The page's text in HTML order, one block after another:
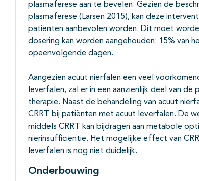
plasmaferese aan te bevelen. Gezien de
plasmaferese (Larsen 2015), kan deze
patiënten aanbevolen worden. Dit moet
dosering kan worden aangehouden: 15% van
opeenvolgende dagen.
Aangezien acuut nierfalen een veel
leverfalen, zal er in een aanzienlijk deel van
therapie. Naast de behandeling van acuut
CRRT bij patiënten met acuut leverfalen. De
middels CRRT kan bijdragen aan metabole
nierinsufficiëntie. Het mogelijke effect van
leverfalen is nog niet duidelijk.
Onderbouwing